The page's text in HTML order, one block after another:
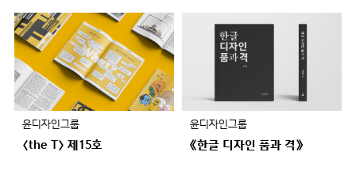
윤디자인그룹
〈the T〉 제15호
윤디자인그룹
《한글 디자인 품과 격》